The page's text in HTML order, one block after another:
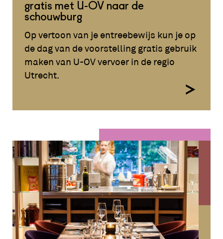
gratis met U-OV naar de
schouwburg
Op vertoon van je entreebewijs kun je op
de dag van de voorstelling gratis gebruik
maken van U-OV vervoer in de regio
Utrecht.